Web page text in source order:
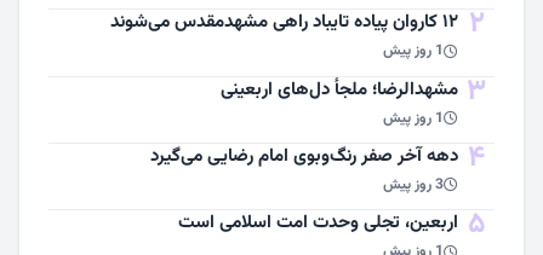
2 ۱۲ کاروان پیاده تایباد راهی مشهدمقدس می‌شوند
1 روز پیش
3 مشهد‌الرضا؛ ملجأ دل‌های اربعینی
1 روز پیش
4 دهه آخر صفر رنگ‌وبوی امام رضایی می‌گیرد
3 روز پیش
5 اربعین، تجلی وحدت امت اسلامی است